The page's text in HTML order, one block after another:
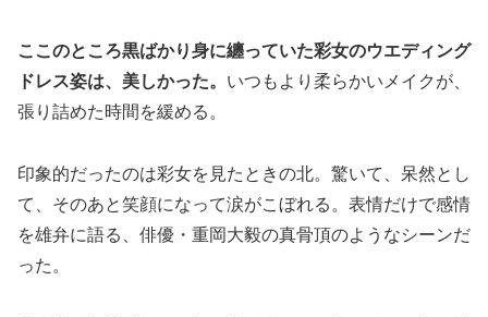
ここのところ黒ばかり身に纏っていた彩女のウエディング
ドレス姿は、美しかった。 いつもより柔らかいメイクが、
張り詰めた時間を緩める。
印象的だったのは彩女を見たときの北。驚いて、呆然とし
て、そのあと笑顔になって涙がこぼれる。表情だけで感情
を雄弁に語る、俳優・重岡大毅の真骨頂のようなシーンだ
った。